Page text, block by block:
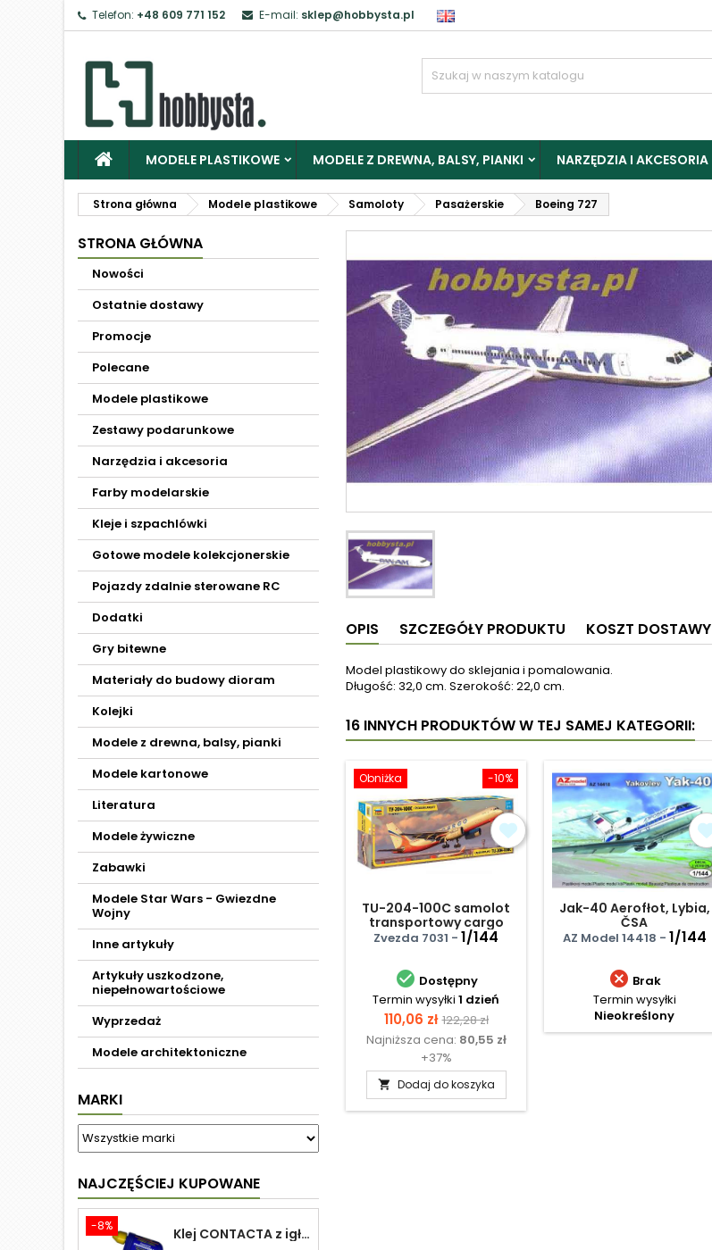
Telefon: +48 609 771 152 E-mail: sklep@hobbysta.pl
MODELE PLASTIKOWE MODELE Z DREWNA, BALSY, PIANKI NARZĘDZIA I AKCESORIA
Strona główna Modele plastikowe Samoloty Pasażerskie Boeing 727
STRONA GŁÓWNA
Nowości
Ostatnie dostawy
Promocje
Polecane
Modele plastikowe
Zestawy podarunkowe
Narzędzia i akcesoria
Farby modelarskie
Kleje i szpachlówki
Gotowe modele kolekcjonerskie
Pojazdy zdalnie sterowane RC
Dodatki
Gry bitewne
Materiały do budowy dioram
Kolejki
Modele z drewna, balsy, pianki
Modele kartonowe
Literatura
Modele żywiczne
Zabawki
Modele Star Wars - Gwiezdne
Wojny
Inne artykuły
Artykuły uszkodzone,
niepełnowartościowe
Wyprzedaż
Modele architektoniczne
MARKI
NAJCZĘŚCIEJ KUPOWANE
-8% Klej CONTACTA z igłą do plastiku 25,0 g
OPIS SZCZEGÓŁY PRODUKTU KOSZT DOSTAWY
Model plastikowy do sklejania i pomalowania.
Długość: 32,0 cm. Szerokość: 22,0 cm.
16 INNYCH PRODUKTÓW W TEJ SAMEJ KATEGORII:
-10%
Obniżka
TU-204-100C samolot
transportowy cargo
Zvezda 7031 - 1/144
 Dostępny
Termin wysyłki 1 dzień
Cena
110,06 zł Cena
podstawowa
122,28 zł
Najniższa cena: 80,55 zł
+37%
 Dodaj do koszyka
Jak-40 Aerofłot, Lybia,
ČSA
AZ Model 14418 - 1/144
 Brak
Termin wysyłki
Nieokreślony